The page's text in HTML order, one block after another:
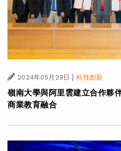
2024年05月29日 | 科技創新
嶺南大學與阿里雲建立合作夥
商業教育融合